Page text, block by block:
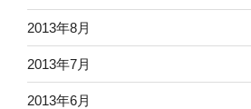
2013年8月
2013年7月
2013年6月